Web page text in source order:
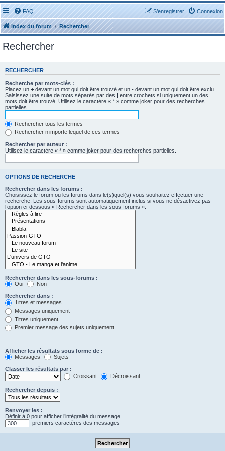
FAQ Connexion
S’enregistrer
Index du forum Rechercher
Rechercher
RECHERCHER
Recherche par mots-clés :
Placez un + devant un mot qui doit être trouvé et un - devant un mot qui doit être exclu.
Saisissez une suite de mots séparés par des | entre crochets si uniquement un des
mots doit être trouvé. Utilisez le caractère « * » comme joker pour des recherches
partielles.
Rechercher tous les termes
Rechercher n’importe lequel de ces termes
Rechercher par auteur :
Utilisez le caractère « * » comme joker pour des recherches partielles.
OPTIONS DE RECHERCHE
Rechercher dans les forums :
Choisissez le forum ou les forums dans le(s)quel(s) vous souhaitez effectuer une
recherche. Les sous-forums sont automatiquement inclus si vous ne désactivez pas
l’option ci-dessous « Rechercher dans les sous-forums ».
Rechercher dans les sous-forums :
Oui
Non
Rechercher dans :
Titres et messages
Messages uniquement
Titres uniquement
Premier message des sujets uniquement
Afficher les résultats sous forme de :
Messages
Sujets
Classer les résultats par :
Croissant
Décroissant
Rechercher depuis :
Renvoyer les :
Définir à 0 pour afficher l’intégralité du message.
premiers caractères des messages